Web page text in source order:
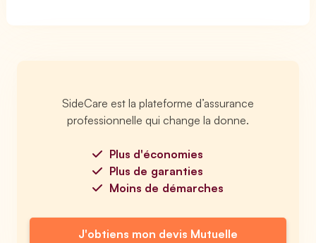
SideCare est la plateforme d’assurance
professionnelle qui change la donne.
Plus d'économies
Plus de garanties
Moins de démarches
J'obtiens mon devis Mutuelle